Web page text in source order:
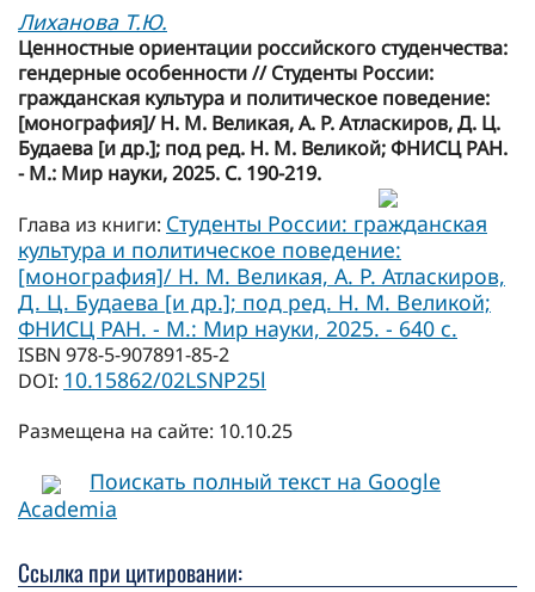
Лиханова Т.Ю.
Ценностные ориентации российского студенчества:
гендерные особенности // Студенты России:
гражданская культура и политическое поведение:
[монография]/ Н. М. Великая, А. Р. Атласкиров, Д. Ц.
Будаева [и др.]; под ред. Н. М. Великой; ФНИСЦ РАН.
- М.: Мир науки, 2025. С. 190-219.
Глава из книги: Студенты России: гражданская
культура и политическое поведение:
[монография]/ Н. М. Великая, А. Р. Атласкиров,
Д. Ц. Будаева [и др.]; под ред. Н. М. Великой;
ФНИСЦ РАН. - М.: Мир науки, 2025. - 640 с.
ISBN 978-5-907891-85-2
DOI: 10.15862/02LSNP25l
Размещена на сайте: 10.10.25
Поискать полный текст на Google
Academia
Ссылка при цитировании: